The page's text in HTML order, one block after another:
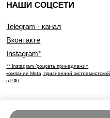
НАШИ СОЦСЕТИ
Telegram - канал
Вконтакте
Instagram*
** Instagram (соцсеть принадлежит
компании Meta, признанной экстремистской
в РФ)